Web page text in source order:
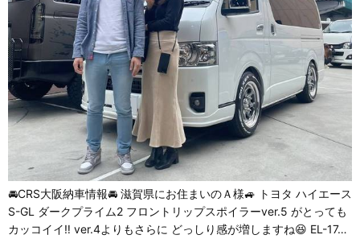
🚘CRS大阪納車情報🚘 滋賀県にお住まいのＡ様🚙 トヨタ ハイエース
S-GL ダークプライム2 フロントリップスポイラーver.5 がとっても
カッコイイ‼️ ver.4よりもさらに どっしり感が増しますね😆 EL-17…